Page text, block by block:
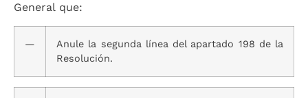
General que:
—
Anule la segunda línea del apartado 198 de la
Resolución.